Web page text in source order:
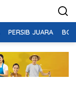
PERSIB JUARA